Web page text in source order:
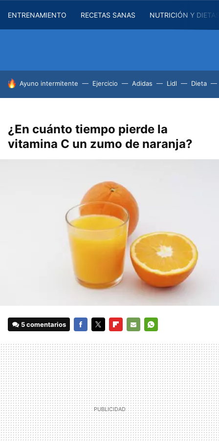
ENTRENAMIENTO RECETAS SANAS NUTRICIÓN Y
HOY SE HABLA DE
Ayuno intermitente Ejercicio Adidas Lidl Dieta
¿En cuánto tiempo pierde la
vitamina C un zumo de naranja?
5 comentarios
MAIL